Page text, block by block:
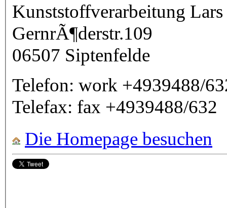
Kunststoffverarbeitung
GernrÃ¶derstr.109
06507 Siptenfelde
Telefon: work +4939488/
Telefax: fax +4939488/632
Die Homepage besuchen